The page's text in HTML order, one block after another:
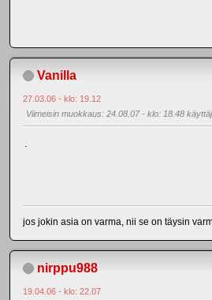
Vanilla
27.03.06 - klo: 19.12
Viimeisin muokkaus: 24.08.07 - klo: 18.48
jos jokin asia on varma, nii se on täysin
nirppu988
19.04.06 - klo: 22.07